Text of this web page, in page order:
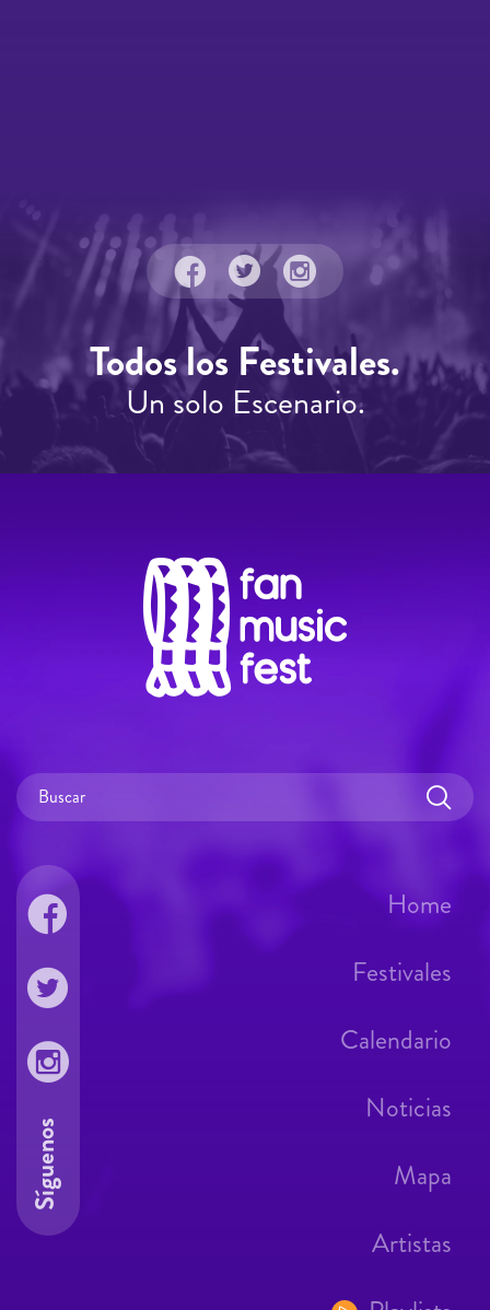
Todos los Festivales.
Un solo Escenario.
Home
Festivales
Calendario
Noticias
Mapa
Artistas
Síguenos